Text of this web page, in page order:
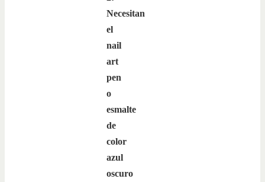
Necesitan
el
nail
art
pen
o
esmalte
de
color
azul
oscuro